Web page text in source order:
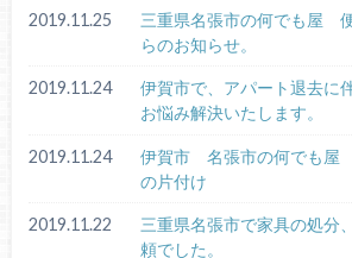
2019.11.25
三重県名張市の何でも屋
らのお知らせ。
2019.11.24
伊賀市で、アパート退去に
お悩み解決いたします。
2019.11.24
伊賀市 名張市の何でも
の片付け
2019.11.22
三重県名張市で家具の処分
頼でした。